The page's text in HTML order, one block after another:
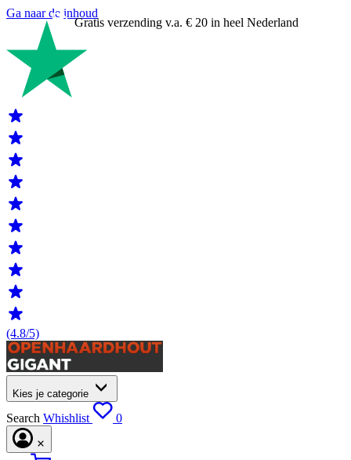
Ga naar de inhoud
Gratis verzending v.a. € 20 in heel Nederland
(4.8/5)
Kies je categorie
Search Whishlist 0